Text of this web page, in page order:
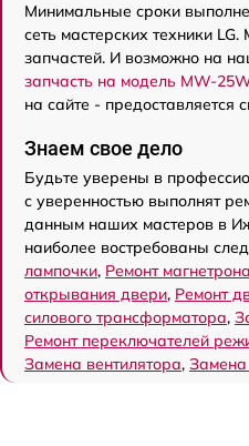
Минимальные сроки
сеть мастерских техники
запчастей. И возможно на
запчасть на модель MW-
на сайте - предоставляется
Знаем свое дело
Будьте уверены в
с уверенностью выполнят
данным наших мастеров в
наиболее востребованы
лампочки, Ремонт магнетрона
открывания двери, Ремонт
силового трансформатора,
Ремонт переключателей
Замена вентилятора,